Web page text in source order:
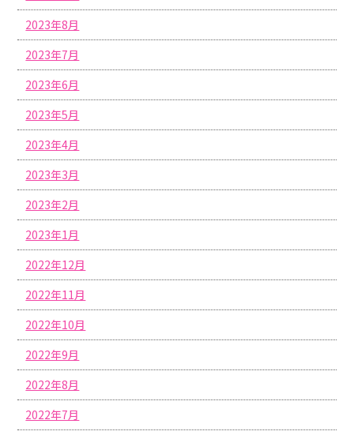
2023年8月
2023年7月
2023年6月
2023年5月
2023年4月
2023年3月
2023年2月
2023年1月
2022年12月
2022年11月
2022年10月
2022年9月
2022年8月
2022年7月